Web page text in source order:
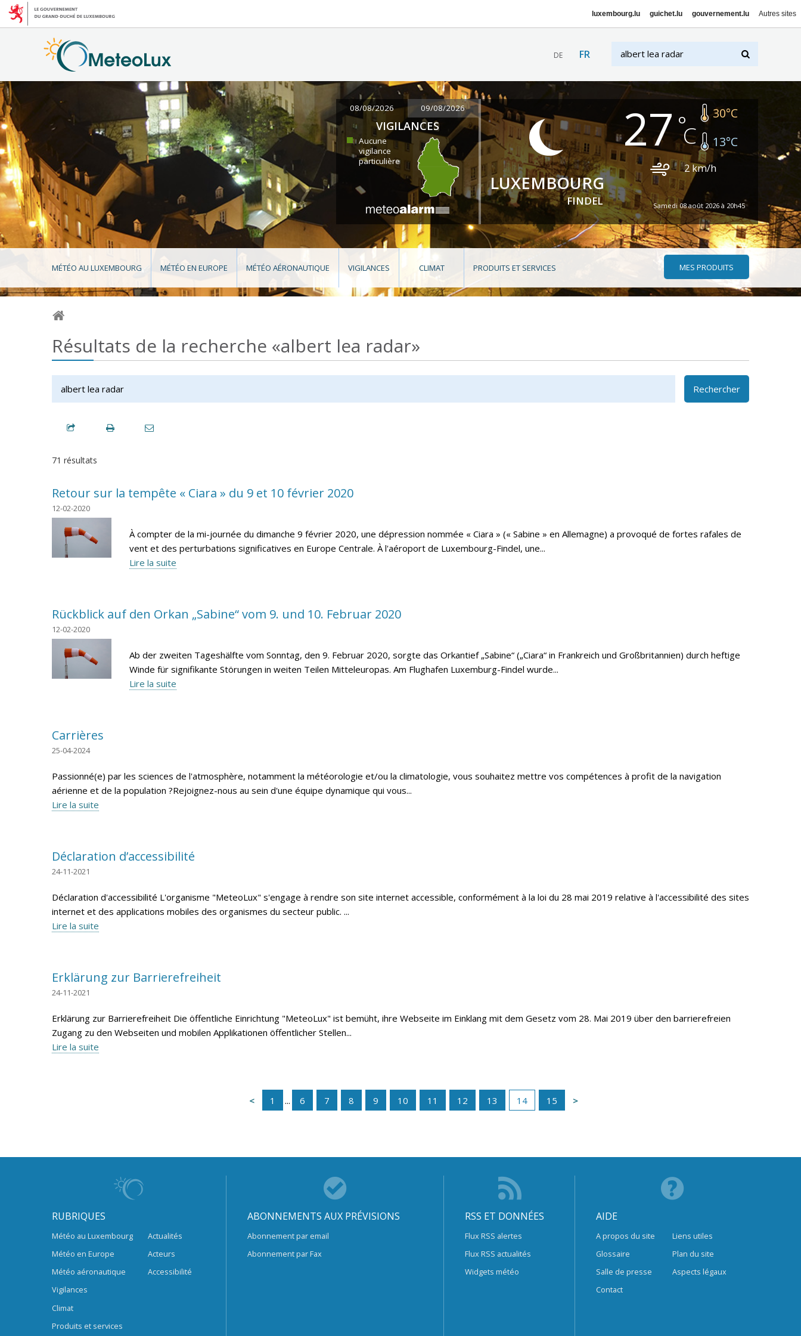
luxembourg.lu guichet.lu gouvernement.lu Autres sites
DE FR
08/08/2026 09/08/2026
VIGILANCES
Aucune
vigilance
particulière
LUXEMBOURG
FINDEL
27 30°C
13°C
2 km/h
Samedi 08 août 2026 à 20h45
MÉTÉO AU LUXEMBOURG MÉTÉO EN EUROPE MÉTÉO AÉRONAUTIQUE VIGILANCES CLIMAT PRODUITS ET SERVICES MES PRODUITS
Résultats de la recherche «albert lea radar»
Rechercher
71 résultats
Retour sur la tempête « Ciara » du 9 et 10 février 2020
12-02-2020
À compter de la mi-journée du dimanche 9 février 2020, une dépression nommée « Ciara » (« Sabine » en Allemagne) a provoqué de fortes rafales de
vent et des perturbations significatives en Europe Centrale. À l'aéroport de Luxembourg-Findel, une...
Lire la suite
Rückblick auf den Orkan „Sabine“ vom 9. und 10. Februar 2020
12-02-2020
Ab der zweiten Tageshälfte vom Sonntag, den 9. Februar 2020, sorgte das Orkantief „Sabine“ („Ciara“ in Frankreich und Großbritannien) durch heftige
Winde für signifikante Störungen in weiten Teilen Mitteleuropas. Am Flughafen Luxemburg-Findel wurde...
Lire la suite
Carrières
25-04-2024
Passionné(e) par les sciences de l'atmosphère, notamment la météorologie et/ou la climatologie, vous souhaitez mettre vos compétences à profit de la navigation
aérienne et de la population ?Rejoignez-nous au sein d'une équipe dynamique qui vous...
Lire la suite
Déclaration d’accessibilité
24-11-2021
Déclaration d'accessibilité L'organisme "MeteoLux" s'engage à rendre son site internet accessible, conformément à la loi du 28 mai 2019 relative à l'accessibilité des sites
internet et des applications mobiles des organismes du secteur public. ...
Lire la suite
Erklärung zur Barrierefreiheit
24-11-2021
Erklärung zur Barrierefreiheit Die öffentliche Einrichtung "MeteoLux" ist bemüht, ihre Webseite im Einklang mit dem Gesetz vom 28. Mai 2019 über den barrierefreien
Zugang zu den Webseiten und mobilen Applikationen öffentlicher Stellen...
Lire la suite
1 ... 6 7 8 9 10 11 12 13 14 15
RUBRIQUES
Météo au Luxembourg
Météo en Europe
Météo aéronautique
Vigilances
Climat
Produits et services
Actualités
Acteurs
Accessibilité
ABONNEMENTS AUX PRÉVISIONS
Abonnement par email
Abonnement par Fax
RSS ET DONNÉES
Flux RSS alertes
Flux RSS actualités
Widgets météo
AIDE
A propos du site
Glossaire
Salle de presse
Contact
Liens utiles
Plan du site
Aspects légaux